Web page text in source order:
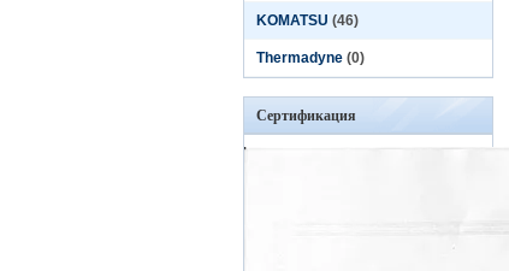
KOMATSU (46)
Thermadyne (0)
Сертификация